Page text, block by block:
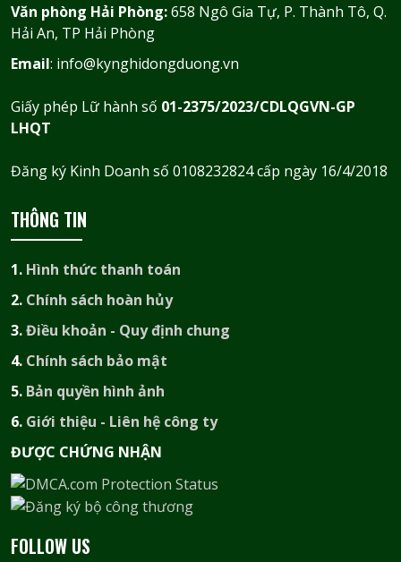
Văn phòng Hải Phòng:658 Ngô Gia Tự, P. Thành Tô, Q.
Hải An, TP Hải Phòng
Email: info@kynghidongduong.vn
Giấy phép Lữ hành số 01-2375/2023/CDLQGVN-GP
LHQT
Đăng ký Kinh Doanh số 0108232824 cấp ngày 16/4/2018
THÔNG TIN
1. Hình thức thanh toán
2. Chính sách hoàn hủy
3.Điều khoản - Quy định chung
4. Chính sách bảo mật
5. Bản quyền hình ảnh
6. Giới thiệu - Liên hệ công ty
ĐƯỢC CHỨNG NHẬN​
FOLLOW US